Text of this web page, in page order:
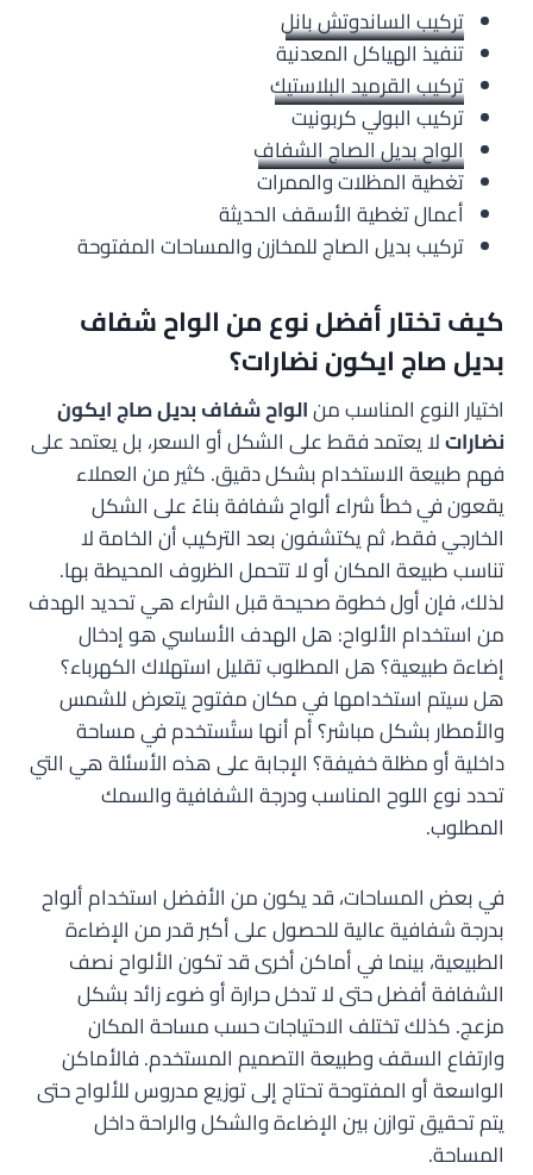
تركيب الساندوتش بانل
تنفيذ الهياكل المعدنية
تركيب القرميد البلاستيك
تركيب البولي كربونيت
الواح بديل الصاج الشفاف
تغطية المظلات والممرات
أعمال تغطية الأسقف الحديثة
تركيب بديل الصاج للمخازن والمساحات المفتوحة
كيف تختار أفضل نوع من الواح شفاف
بديل صاج ايكون نضارات؟
اختيار النوع المناسب منالواح شفاف بديل صاج ايكون
نضاراتلا يعتمد فقط على الشكل أو السعر، بل يعتمد على
فهم طبيعة الاستخدام بشكل دقيق. كثير من العملاء
يقعون في خطأ شراء ألواح شفافة بناءً على الشكل
الخارجي فقط، ثم يكتشفون بعد التركيب أن الخامة لا
تناسب طبيعة المكان أو لا تتحمل الظروف المحيطة بها.
لذلك، فإن أول خطوة صحيحة قبل الشراء هي تحديد الهدف
من استخدام الألواح: هل الهدف الأساسي هو إدخال
إضاءة طبيعية؟ هل المطلوب تقليل استهلاك الكهرباء؟
هل سيتم استخدامها في مكان مفتوح يتعرض للشمس
والأمطار بشكل مباشر؟ أم أنها ستُستخدم في مساحة
داخلية أو مظلة خفيفة؟ الإجابة على هذه الأسئلة هي التي
تحدد نوع اللوح المناسب ودرجة الشفافية والسمك
المطلوب.
في بعض المساحات، قد يكون من الأفضل استخدام ألواح
بدرجة شفافية عالية للحصول على أكبر قدر من الإضاءة
الطبيعية، بينما في أماكن أخرى قد تكون الألواح نصف
الشفافة أفضل حتى لا تدخل حرارة أو ضوء زائد بشكل
مزعج. كذلك تختلف الاحتياجات حسب مساحة المكان
وارتفاع السقف وطبيعة التصميم المستخدم. فالأماكن
الواسعة أو المفتوحة تحتاج إلى توزيع مدروس للألواح حتى
يتم تحقيق توازن بين الإضاءة والشكل والراحة داخل
المساحة.